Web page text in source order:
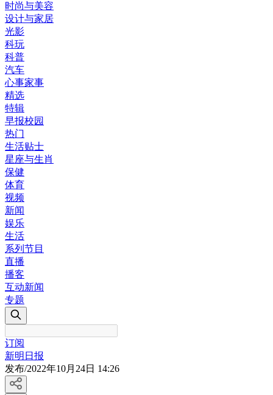
时尚与美容
设计与家居
光影
科玩
科普
汽车
心事家事
精选
特辑
早报校园
热门
生活贴士
星座与生肖
保健
体育
视频
新闻
娱乐
生活
系列节目
直播
播客
互动新闻
专题
订阅
新明日报
发布/2022年10月24日 14:26